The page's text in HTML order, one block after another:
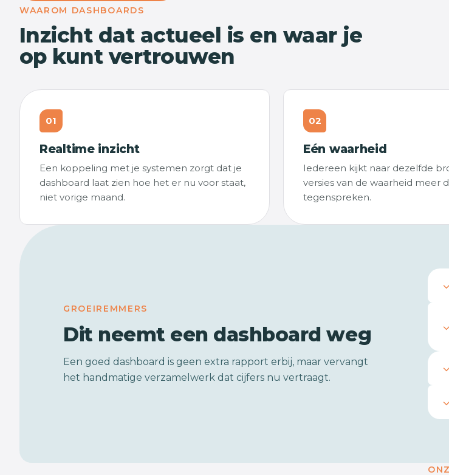
WAAROM DASHBOARDS
Inzicht dat actueel is en waar je
op kunt vertrouwen
01
Realtime inzicht
Een koppeling met je systemen zorgt dat je
dashboard laat zien hoe het er nu voor staat,
niet vorige maand.
02
Eén waarheid
Iedereen kijkt naar dezelfde
versies van de waarheid meer
tegenspreken.
GROEIREMMERS
Dit neemt een dashboard weg
Een goed dashboard is geen extra rapport erbij, maar vervangt
het handmatige verzamelwerk dat cijfers nu vertraagt.